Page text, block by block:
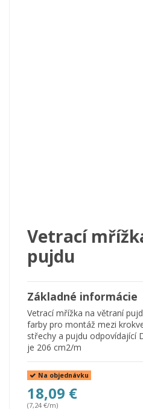
Vetrací
pujdu
Základné informácie
Vetrací mřížka na větraní
farby pro montáž mezi
střechy a pujdu odpovídající
je 206 cm2/m
Na objednávku
18,09 €
(7,24 €/m)